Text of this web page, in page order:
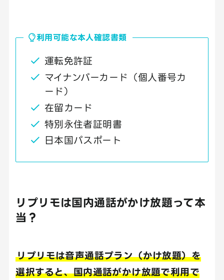
利用可能な本人確認書類
運転免許証
マイナンバーカード（個人番号カ
ード）
在留カード
特別永住者証明書
日本国パスポート
リプリモは国内通話がかけ放題って本
当？
リプリモは音声通話プラン（かけ放題）を
選択すると、国内通話がかけ放題で利用で